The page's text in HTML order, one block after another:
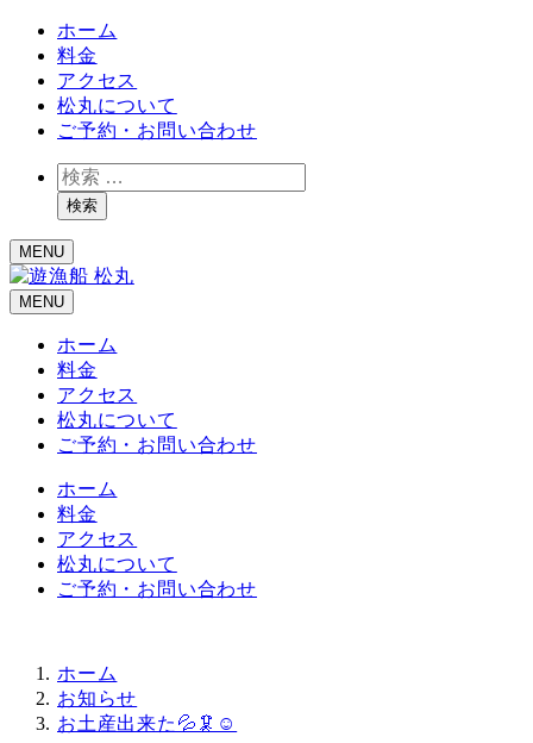
ホーム
料金
アクセス
松丸について
ご予約・お問い合わせ
検
索検索
MENU
MENU
ホーム
料金
アクセス
松丸について
ご予約・お問い合わせ
ホーム
料金
アクセス
松丸について
ご予約・お問い合わせ
ホーム
お知らせ
お土産出来た💦🦑☺️